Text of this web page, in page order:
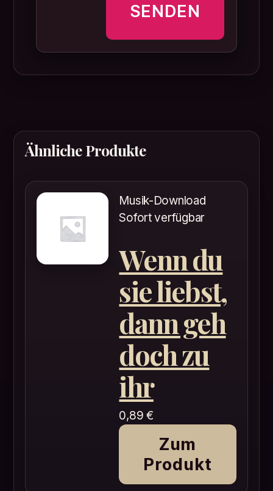
Ähnliche Produkte
Musik-Download
Sofort verfügbar
Wenn du
sie liebst,
dann geh
doch zu
ihr
0,89€
Zum
Produkt